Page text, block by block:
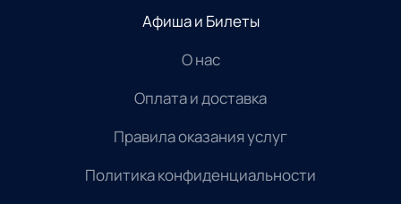
Афиша и Билеты
О нас
Оплата и доставка
Правила оказания услуг
Политика конфиденциальности